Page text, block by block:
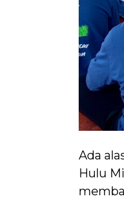
Ada
Hulu